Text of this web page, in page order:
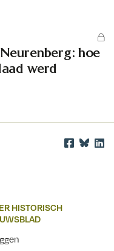
hoe
werd
HISTORISCH